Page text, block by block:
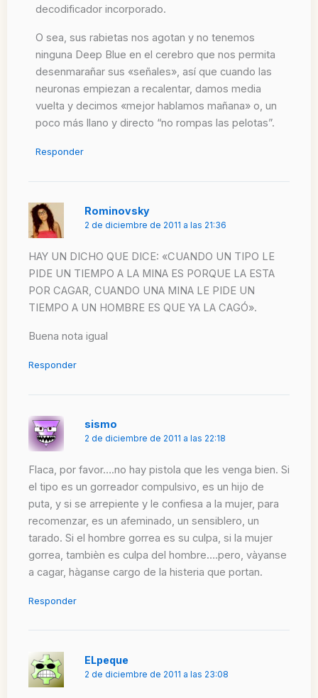
decodificador incorporado.
O sea, sus rabietas nos agotan y no tenemos
ninguna Deep Blue en el cerebro que nos permita
desenmarañar sus «señales», así que cuando las
neuronas empiezan a recalentar, damos media
vuelta y decimos «mejor hablamos mañana» o, un
poco más llano y directo “no rompas las pelotas”.
Responder
Rominovsky
2 de diciembre de 2011 a las 21:36
HAY UN DICHO QUE DICE: «CUANDO UN TIPO LE
PIDE UN TIEMPO A LA MINA ES PORQUE LA ESTA
POR CAGAR, CUANDO UNA MINA LE PIDE UN
TIEMPO A UN HOMBRE ES QUE YA LA CAGÓ».
Buena nota igual
Responder
sismo
2 de diciembre de 2011 a las 22:18
Flaca, por favor….no hay pistola que les venga bien. Si
el tipo es un gorreador compulsivo, es un hijo de
puta, y si se arrepiente y le confiesa a la mujer, para
recomenzar, es un afeminado, un sensiblero, un
tarado. Si el hombre gorrea es su culpa, si la mujer
gorrea, tambièn es culpa del hombre….pero, vàyanse
a cagar, hàganse cargo de la histeria que portan.
Responder
ELpeque
2 de diciembre de 2011 a las 23:08